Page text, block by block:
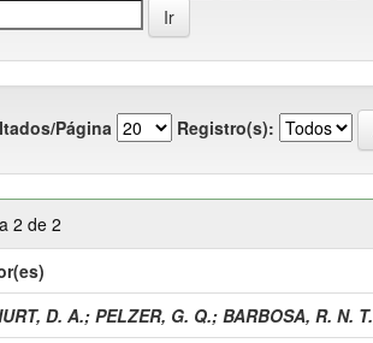
Página Registro(s):
2 de 2
D. A.; PELZER, G. Q.; BARBOSA, R. N. T.